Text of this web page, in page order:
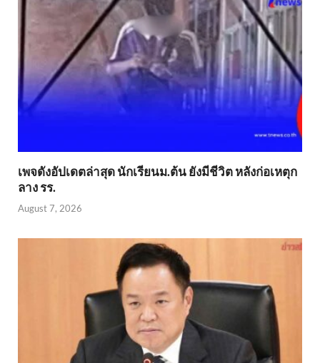
เพจดังอัปเดตล่าสุด นักเรียนม.ต้น ยังมีชีวิต หลังก่อเหตุก
ลาง รร.
August 7, 2026